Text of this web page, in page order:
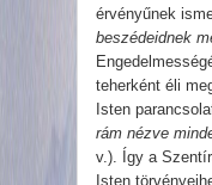
érvényűnek
beszédeidnek
teherként éli
Isten
rám nézve
v.). Így a
Isten